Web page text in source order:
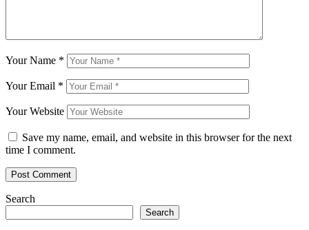
Your Name *
Your Email *
Your Website
Save my name, email, and website in this browser for the next
time I comment.
Search
Search